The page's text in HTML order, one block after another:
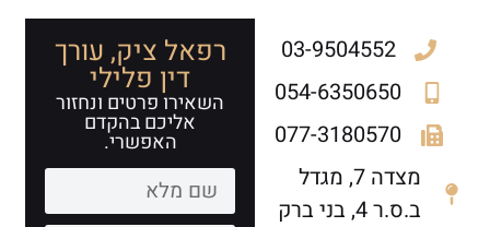
03-9504552
054-6350650
077-3180570
מצדה 7, מגדל
ב.ס.ר 4, בני ברק
רפאל ציק, עורך
דין פלילי
השאירו פרטים ונחזור
אליכם בהקדם
האפשרי.